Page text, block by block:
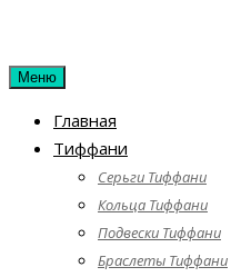
Меню
Главная
Тиффани
Серьги Тиффани
Кольца Тиффани
Подвески Тиффани
Браслеты Тиффани